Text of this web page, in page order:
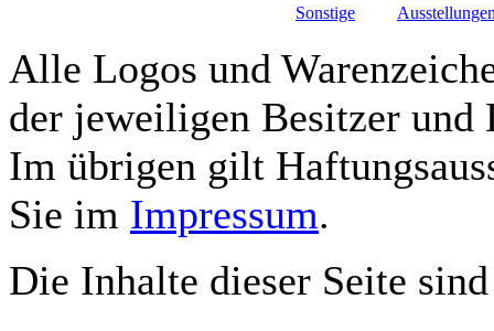
Sonstige
Alle Logos und
der jeweiligen Besitzer und
Im übrigen gilt
Sie im Impressum.
Die Inhalte dieser Seite